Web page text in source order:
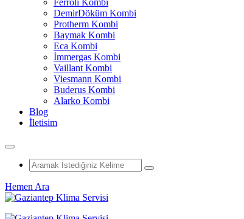
Ferroli Kombi
DemirDöküm Kombi
Protherm Kombi
Baymak Kombi
Eca Kombi
İmmergas Kombi
Vaillant Kombi
Viesmann Kombi
Buderus Kombi
Alarko Kombi
Blog
İletisim
Hemen Ara